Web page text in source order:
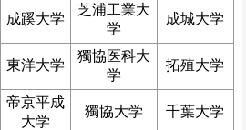
成蹊大学
芝浦工業大
学
成城大学
東洋大学
獨協医科大
学
拓殖大学
帝京平成
大学
獨協大学 千葉大学